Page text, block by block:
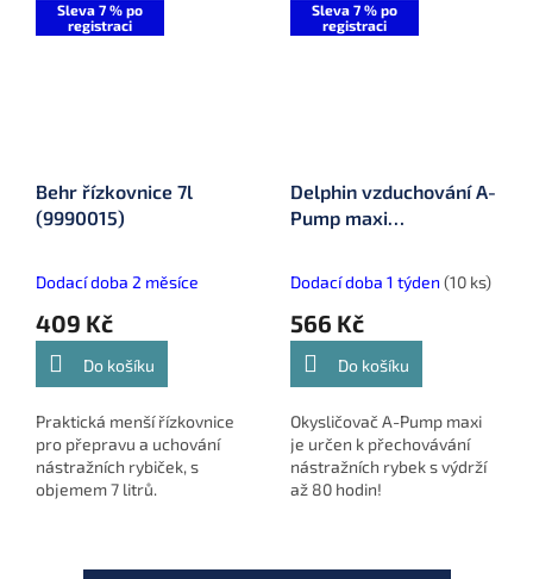
Sleva 7 % po
registraci
Behr řízkovnice 7l
(9990015)
Dodací doba 2 měsíce
409 Kč
Do košíku
Praktická menší řízkovnice
pro přepravu a uchování
nástražních rybiček, s
objemem 7 litrů.
Sleva 7 % po
registraci
Delphin vzduchování A-
Pump maxi
Dodací doba 1 týden (10 ks)
566 Kč
Do košíku
Okysličovač A-Pump maxi
je určen k přechovávání
nástražních rybek s výdrží
až 80 hodin!